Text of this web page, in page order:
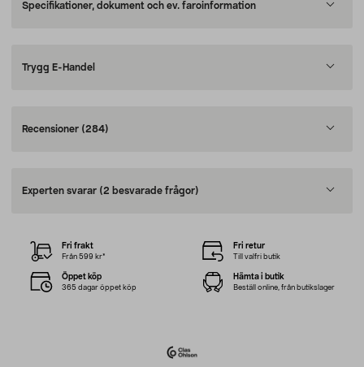
Specifikationer, dokument och ev. faroinformation
Trygg E-Handel
Recensioner (284)
Experten svarar (2 besvarade frågor)
Fri frakt
Från 599 kr*
Fri retur
Till valfri butik
Öppet köp
365 dagar öppet köp
Hämta i butik
Beställ online, från butikslager